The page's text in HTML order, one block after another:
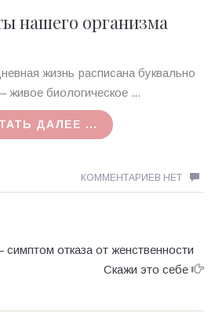
нашего организма
жизнь расписана буквально
живое биологическое ...
ДАЛЕЕ ...
КОММЕНТАРИЕВ НЕТ
отказа от женственности
Скажи это себе